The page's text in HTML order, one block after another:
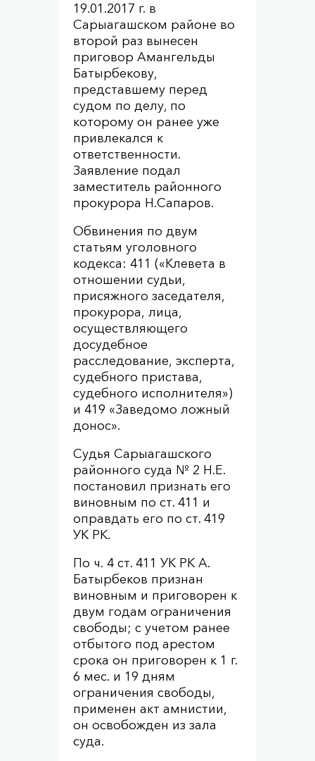
19.01.2017 г. в
Сарыагашском районе во
второй раз вынесен
приговор Амангельды
Батырбекову,
представшему перед
судом по делу, по
которому он ранее уже
привлекался к
ответственности.
Заявление подал
заместитель районного
прокурора Н.Сапаров.
Обвинения по двум
статьям уголовного
кодекса: 411 («Клевета в
отношении судьи,
присяжного заседателя,
прокурора, лица,
осуществляющего
досудебное
расследование, эксперта,
судебного пристава,
судебного исполнителя»)
и 419 «Заведомо ложный
донос».
Судья Сарыагашского
районного суда № 2 Н.Е.
постановил признать его
виновным по ст. 411 и
оправдать его по ст. 419
УК РК.
По ч. 4 ст. 411 УК РК А.
Батырбеков признан
виновным и приговорен к
двум годам ограничения
свободы; с учетом ранее
отбытого под арестом
срока он приговорен к 1 г.
6 мес. и 19 дням
ограничения свободы,
применен акт амнистии,
он освобожден из зала
суда.